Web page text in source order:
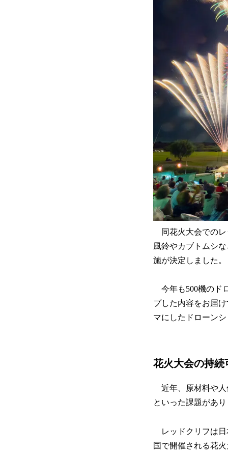
同花火大会での
風鈴やカブトムシ
施が決定しました。
今年も500機のド
プした内容をお届
マにしたドローン
花火大会の持続
近年、原材料や人
といった課題があ
レッドクリフは日
国で開催される花